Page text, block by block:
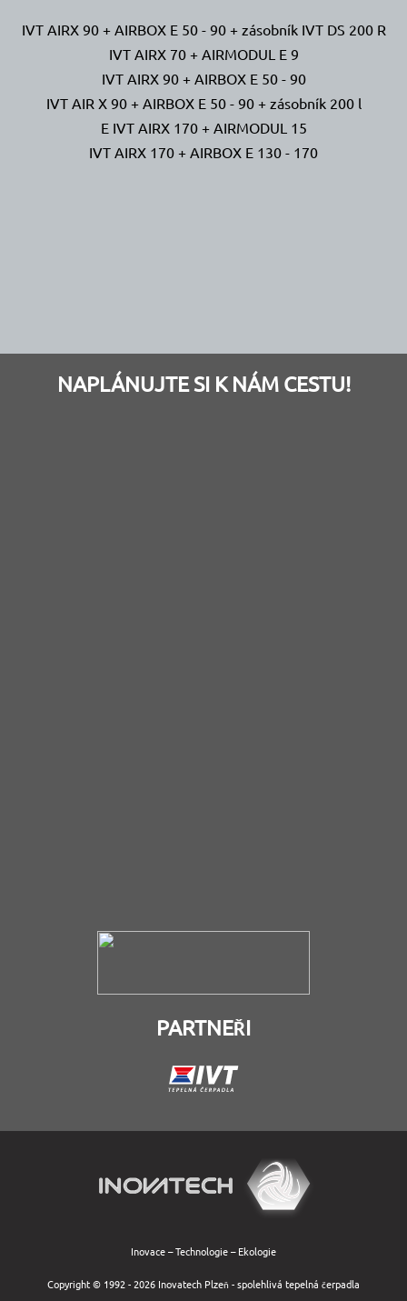
IVT AIRX 90 + AIRBOX E 50 - 90 + zásobník IVT DS 200 R
IVT AIRX 70 + AIRMODUL E 9
IVT AIRX 90 + AIRBOX E 50 - 90
IVT AIR X 90 + AIRBOX E 50 - 90 + zásobník 200 l
E IVT AIRX 170 + AIRMODUL 15
IVT AIRX 170 + AIRBOX E 130 - 170
NAPLÁNUJTE SI K NÁM CESTU!
PARTNEŘI
Inovace – Technologie – Ekologie
Copyright © 1992 - 2026 Inovatech Plzeň - spolehlivá tepelná čerpadla